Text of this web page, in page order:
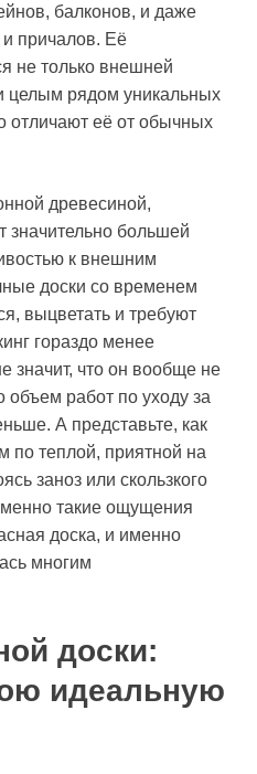
балконов, и даже
и причалов. Её
не только внешней
целым рядом уникальных
отличают её от обычных
древесиной,
значительно большей
к внешним
доски со временем
выцветать и требуют
гораздо менее
значит, что он вообще не
объем работ по уходу за
А представьте, как
по теплой, приятной на
заноз или скользкого
такие ощущения
доска, и именно
многим
доски:
идеальную